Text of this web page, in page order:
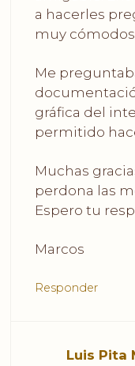
a hacerles
muy
Me
gráfica del
permitido
Muchas
perdona las
Espero tu
Marcos
Responder
Luis Pita